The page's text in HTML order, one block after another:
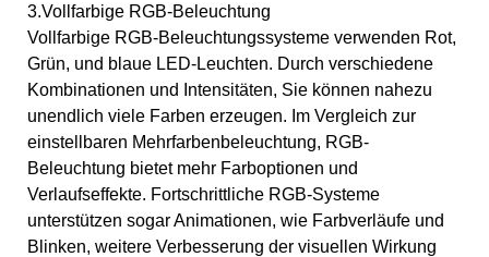
3.Vollfarbige RGB-Beleuchtung
Vollfarbige RGB-Beleuchtungssysteme verwenden Rot,
Grün, und blaue LED-Leuchten. Durch verschiedene
Kombinationen und Intensitäten, Sie können nahezu
unendlich viele Farben erzeugen. Im Vergleich zur
einstellbaren Mehrfarbenbeleuchtung, RGB-
Beleuchtung bietet mehr Farboptionen und
Verlaufseffekte. Fortschrittliche RGB-Systeme
unterstützen sogar Animationen, wie Farbverläufe und
Blinken, weitere Verbesserung der visuellen Wirkung